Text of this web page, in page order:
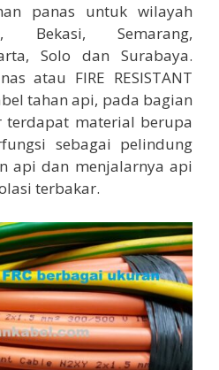
panas untuk wilayah
Bekasi, Semarang,
Solo dan Surabaya.
atau FIRE RESISTANT
tahan api, pada bagian
terdapat material berupa
sebagai pelindung
api dan menjalarnya api
terbakar.